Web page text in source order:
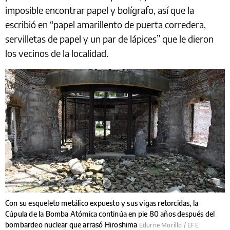
imposible encontrar papel y bolígrafo, así que la
escribió en “papel amarillento de puerta corredera,
servilletas de papel y un par de lápices” que le dieron
los vecinos de la localidad.
Con su esqueleto metálico expuesto y sus vigas retorcidas, la
Cúpula de la Bomba Atómica continúa en pie 80 años después del
bombardeo nuclear que arrasó Hiroshima Edurne Morillo / EFE